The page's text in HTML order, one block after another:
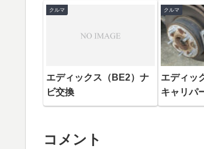
クルマ
エディックス（BE2）ナ
ビ交換
クルマ
エディッ
キャリパ
コメント